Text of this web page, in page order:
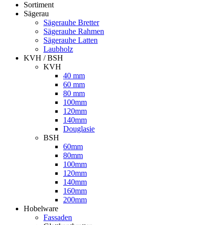
Sortiment
Sägerau
Sägerauhe Bretter
Sägerauhe Rahmen
Sägerauhe Latten
Laubholz
KVH / BSH
KVH
40 mm
60 mm
80 mm
100mm
120mm
140mm
Douglasie
BSH
60mm
80mm
100mm
120mm
140mm
160mm
200mm
Hobelware
Fassaden